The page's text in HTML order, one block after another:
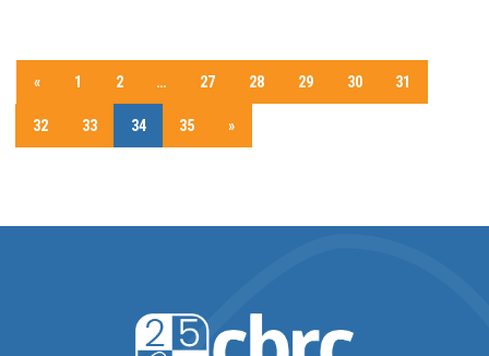
« 1 2 … 27 28 29 30 31
32 33 34 35 »